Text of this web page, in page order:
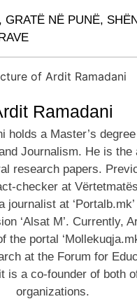
, GRATË NË PUNË,
Ramadani
holds a Master’s
Journalism. He is the
research papers.
checker at
journalist at
‘Alsat M’. Currently,
the portal
at the Forum for
is a co-founder of both
organizations.